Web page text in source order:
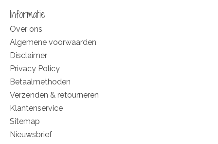
Informatie
Over ons
Algemene voorwaarden
Disclaimer
Privacy Policy
Betaalmethoden
Verzenden & retourneren
Klantenservice
Sitemap
Nieuwsbrief